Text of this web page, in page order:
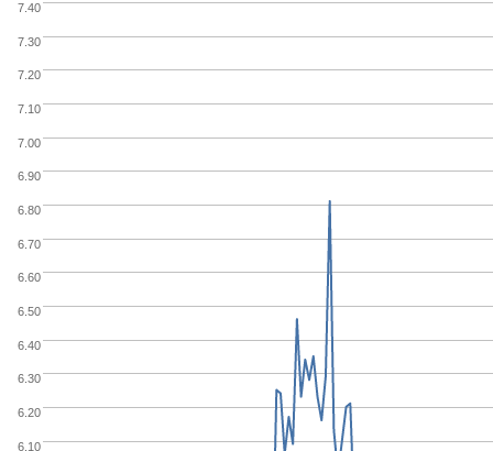
6.50
7.00
6.10
6.20
6.30
6.40
6.60
6.70
6.80
6.90
7.10
7.20
7.30
7.40